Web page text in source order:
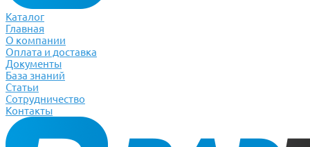
Каталог
Главная
О компании
Оплата и доставка
Документы
База знаний
Статьи
Сотрудничество
Контакты